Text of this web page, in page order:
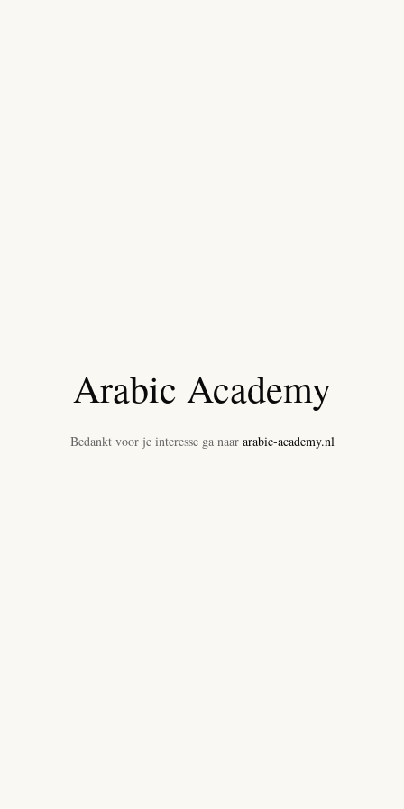
Arabic Academy
Bedankt voor je interesse ga naar arabic-academy.nl